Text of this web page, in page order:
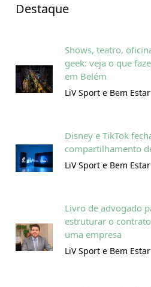
Destaque
Shows, teatro,
geek: veja o que
em Belém
LiV Sport e Bem Estar
Disney e TikTok
compartilhamento
LiV Sport e Bem Estar
Livro de advogado
estruturar o
uma empresa
LiV Sport e Bem Estar